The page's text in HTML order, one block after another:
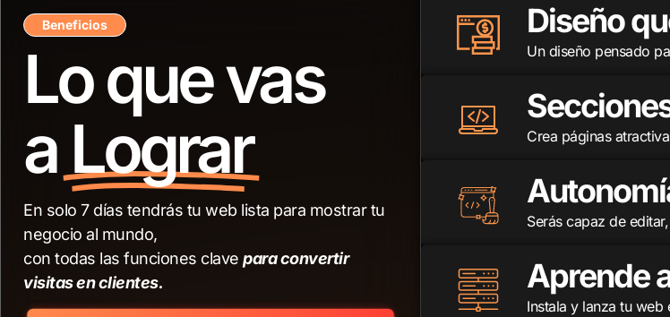
Beneficios
Lo que vas
a Lograr
En solo 7 días tendrás tu web lista para mostrar tu
negocio al mundo,
con todas las funciones clave para convertir
visitas en clientes.
Diseño
Un diseño pensado
Crea páginas
Serás capaz de
Aprende
Instala y lanza tu